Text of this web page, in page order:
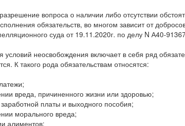
вопроса о наличии либо отсутствии
обязательств, во многом зависит от
суда от 19.11.2020г. по делу N А40-
условий неосвобождения включает в себя ряд
К такого рода обязательствам относятся:
вреда, причиненного жизни или здоровью;
платы и выходного пособия;
морального вреда;
алиментов;